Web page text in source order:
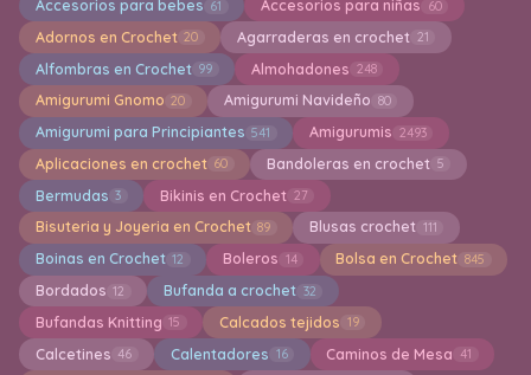
Accesorios para bebes 61 Accesorios para niñas 60
Adornos en Crochet 20 Agarraderas en crochet 21
Alfombras en Crochet 99 Almohadones 248
Amigurumi Gnomo 20 Amigurumi Navideño 80
Amigurumi para Principiantes 541 Amigurumis 2493
Aplicaciones en crochet 60 Bandoleras en crochet 5
Bermudas 3 Bikinis en Crochet 27
Bisuteria y Joyeria en Crochet 89 Blusas crochet 111
Boinas en Crochet 12 Boleros 14 Bolsa en Crochet 845
Bordados 12 Bufanda a crochet 32
Bufandas Knitting 15 Calcados tejidos 19
Calcetines 46 Calentadores 16 Caminos de Mesa 41